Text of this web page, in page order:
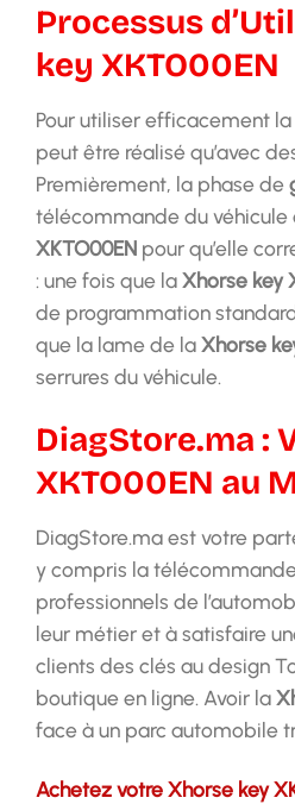
Processus
key XKTO00EN
Pour utiliser efficacement la
peut être réalisé qu’avec
Premièrement, la phase de
télécommande du véhicule
XKTO00EN pour qu’elle
: une fois que laXhorse key
de programmation
que la lame de laXhorse
serrures du véhicule.
DiagStore.ma :
XKTO00EN au
DiagStore.ma est votre
y compris la
professionnels de
leur métier et à satisfaire
clients des clés au design
boutique en ligne. Avoir la
face à un parc automobile
Achetez votre Xhorse key